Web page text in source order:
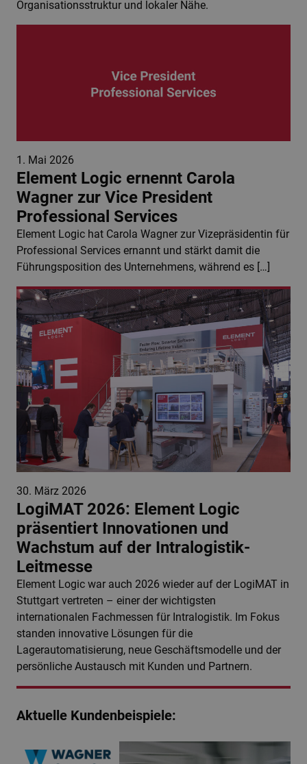
Organisationsstruktur und lokaler Nähe.
1. Mai 2026
Element Logic ernennt Carola
Wagner zur Vice President
Professional Services
Element Logic hat Carola Wagner zur Vizepräsidentin für
Professional Services ernannt und stärkt damit die
Führungsposition des Unternehmens, während es […]
30. März 2026
LogiMAT 2026: Element Logic
präsentiert Innovationen und
Wachstum auf der Intralogistik-
Leitmesse
Element Logic war auch 2026 wieder auf der LogiMAT in
Stuttgart vertreten – einer der wichtigsten
internationalen Fachmessen für Intralogistik. Im Fokus
standen innovative Lösungen für die
Lagerautomatisierung, neue Geschäftsmodelle und der
persönliche Austausch mit Kunden und Partnern.
Aktuelle Kundenbeispiele: